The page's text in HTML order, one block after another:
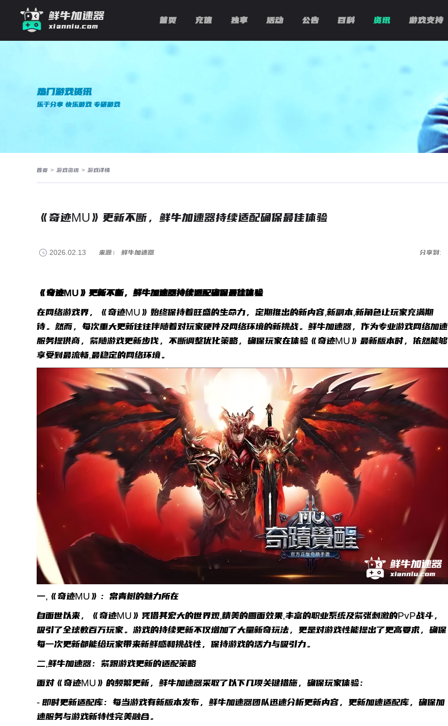
鲜牛加速器
xianniu.com
首页 充值 独享 活动 公告 百科 资讯 游戏支持
热门游戏资讯
乐于分享 快乐游戏 专研游戏
首页 > 游戏资讯 > 游戏详情
《奇迹MU》更新不断，鲜牛加速器持续适配确保最佳体验
2026.02.13 来源： 鲜牛加速器 分享到:
《奇迹MU》更新不断，鲜牛加速器持续适配确保最佳体验
在网络游戏界，《奇迹MU》始终保持着旺盛的生命力，定期推出的新内容,新副本,新角色让玩家充满期
待。然而，每次重大更新往往伴随着对玩家硬件及网络环境的新挑战。鲜牛加速器，作为专业游戏网络加速
服务提供商，紧随游戏更新步伐，不断调整优化策略，确保玩家在体验《奇迹MU》最新版本时，依然能够
享受到最流畅,最稳定的网络环境。
一,《奇迹MU》：常青树的魅力所在
自面世以来，《奇迹MU》凭借其宏大的世界观,精美的画面效果,丰富的职业系统及紧张刺激的PvP战斗，
吸引了全球数百万玩家。游戏的持续更新不仅增加了大量新奇玩法，更是对游戏性能提出了更高要求，确保
每一次更新都能给玩家带来新鲜感和挑战性，保持游戏的活力与吸引力。
二,鲜牛加速器：紧跟游戏更新的适配策略
面对《奇迹MU》的频繁更新，鲜牛加速器采取了以下几项关键措施，确保玩家体验：
- 即时更新适配库：每当游戏有新版本发布，鲜牛加速器团队迅速分析更新内容，更新加速适配库，确保加
速服务与游戏新特性完美融合。